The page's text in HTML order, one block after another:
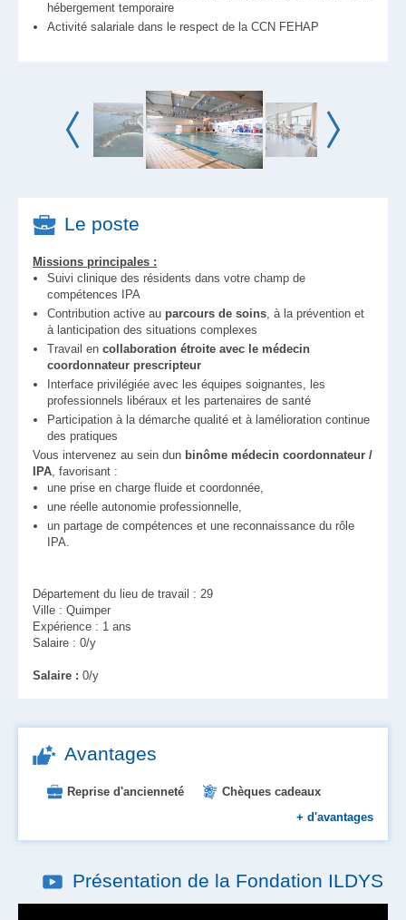
hébergement temporaire
Activité salariale dans le respect de la CCN FEHAP
Le poste
Missions principales :
Suivi clinique des résidents dans votre champ de
compétences IPA
Contribution active au parcours de soins, à la prévention et
à lanticipation des situations complexes
Travail en collaboration étroite avec le médecin
coordonnateur prescripteur
Interface privilégiée avec les équipes soignantes, les
professionnels libéraux et les partenaires de santé
Participation à la démarche qualité et à lamélioration continue
des pratiques
Vous intervenez au sein dun binôme médecin coordonnateur /
IPA, favorisant :
une prise en charge fluide et coordonnée,
une réelle autonomie professionnelle,
un partage de compétences et une reconnaissance du rôle
IPA.
Département du lieu de travail : 29
Ville : Quimper
Expérience : 1 ans
Salaire : 0/y
Salaire : 0/y
Avantages
Reprise d'ancienneté
Chèques cadeaux
Formation
Place en crèche
Prévoyance
Primes
+ d'avantages
Présentation de la Fondation ILDYS